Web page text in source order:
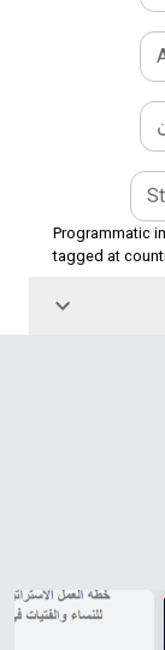
Programmatic
tagged at